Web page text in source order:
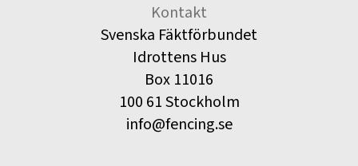
Kontakt
Svenska Fäktförbundet
Idrottens Hus
Box 11016
100 61 Stockholm
info@fencing.se